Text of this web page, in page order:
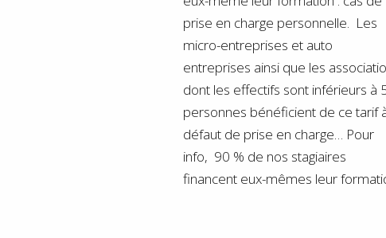
prise en charge personnelle. Les
micro-entreprises et auto
entreprises ainsi que les
dont les effectifs sont inférieurs à
personnes bénéficient de ce tarif
défaut de prise en charge… Pour
info, 90 % de nos stagiaires
financent eux-mêmes leur